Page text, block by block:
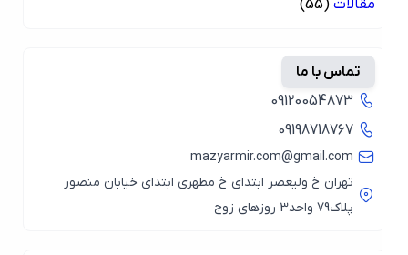
مقالات (55)
تماس با ما
09120054873
09198718767
mazyarmir.com@gmail.com
تهران خ ولیعصر ابتدای خ مطهری ابتدای خیابان منصور